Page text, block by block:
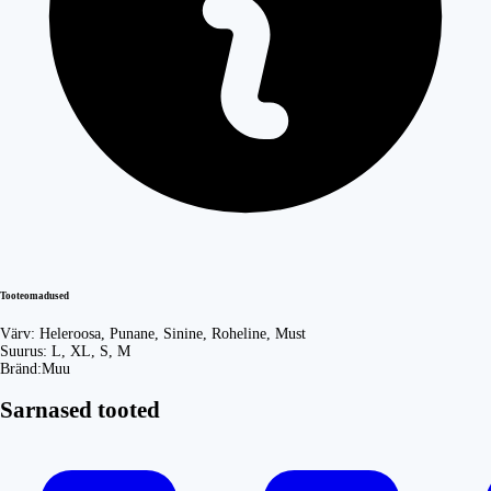
Tooteomadused
Värv: Heleroosa, Punane, Sinine, Roheline, Must
Suurus: L, XL, S, M
Bränd:Muu
Sarnased tooted